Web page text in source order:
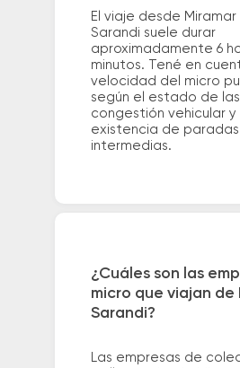
El viaje desde
Sarandi suele durar
aproximadamente 6
minutos. Tené en
velocidad del micro
según el estado de
congestión vehicular y
existencia de paradas
intermedias.
¿Cuáles son las
micro que viajan de
Sarandi?
Las empresas de